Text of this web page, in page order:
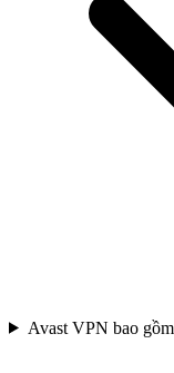
Avast VPN bao